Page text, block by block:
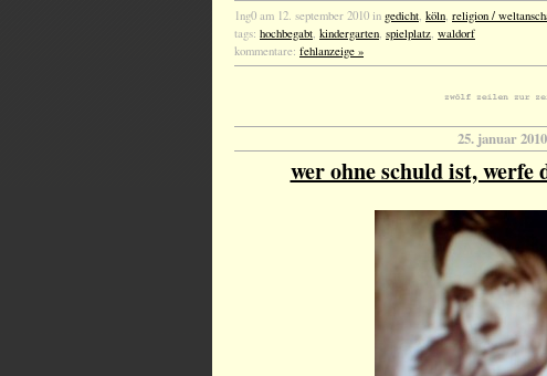
1ng0 am 12. september 2010 in gedicht, köln, religion /
tags: hochbegabt, kindergarten, spielplatz, waldorf
kommentare: fehlanzeige »
25. januar 2010
wer ohne schuld ist, werfe